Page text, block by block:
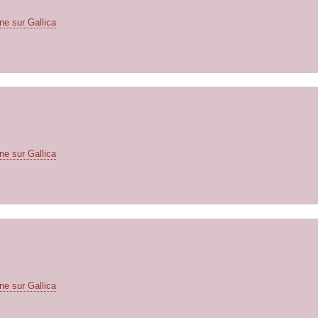
sur Gallica
sur Gallica
sur Gallica